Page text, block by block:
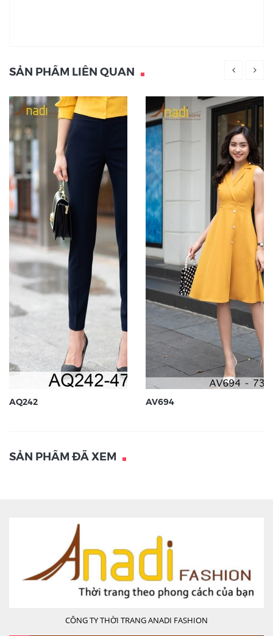
SẢN PHẨM LIÊN QUAN
AQ242 AV694
SẢN PHẨM ĐÃ XEM
CÔNG TY THỜI TRANG ANADI FASHION